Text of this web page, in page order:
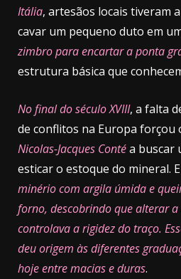
Itália, artesãos locais tiveram
cavar um pequeno duto em
zimbro para encartar a ponta
estrutura básica que
No final do século XVIII, a falta
de conflitos na Europa forçou
Nicolas-Jacques Contéa buscar
esticar o estoque do mineral.
minério com argila úmida e
forno, descobrindo que alterar
controlava a rigidez do traço.
deu origem às diferentes
hoje entre macias e duras.